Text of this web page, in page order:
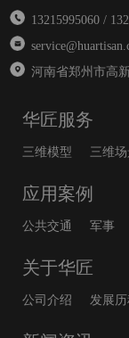
13215995060 /
河南省郑州市高
华匠服务
三维模型 三维场
应用案例
公共交通 军事
关于华匠
公司介绍 发展历